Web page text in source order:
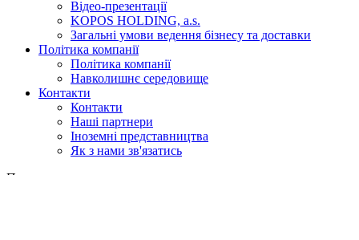
Відео-презентації
KOPOS HOLDING, a.s.
Загальні умови ведення бізнесу та доставки
Політика компанії
Політика компанії
Навколишнє середовище
Контакти
Контакти
Наші партнери
Іноземні представництва
Як з нами зв'язатись
Пошук